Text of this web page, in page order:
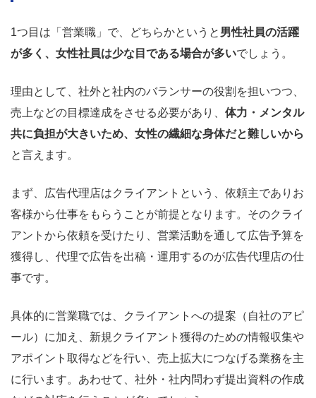
1つ目は「営業職」で、どちらかというと 男性社員の活躍
が多く、女性社員は少な目である場合が多いでしょう。
理由として、社外と社内のバランサーの役割を担いつつ、
売上などの目標達成をさせる必要があり、 体力・メンタル
共に負担が大きいため、女性の繊細な身体だと難しいから
と言えます。
まず、広告代理店はクライアントという、依頼主でありお
客様から仕事をもらうことが前提となります。そのクライ
アントから依頼を受けたり、営業活動を通して広告予算を
獲得し、代理で広告を出稿・運用するのが広告代理店の仕
事です。
具体的に営業職では、クライアントへの提案（自社のアピ
ール）に加え、新規クライアント獲得のための情報収集や
アポイント取得などを行い、売上拡大につなげる業務を主
に行います。あわせて、社外・社内問わず提出資料の作成